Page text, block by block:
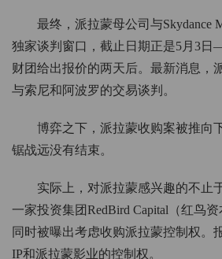
最终，派拉蒙母公司与Skydance
独家谈判窗口，截止日期正是5月3
财团给出报价的两天后。最新消息，
与索尼和阿波罗的交易谈判。
博弈之下，派拉蒙收购案被推向
锯战远没有结束。
实际上，对派拉蒙感兴趣的不止
一家投资集团RedBird Capital（红鸟资
同时被曝出考虑收购派拉蒙控制权。
IP和派拉蒙影业的控制权。